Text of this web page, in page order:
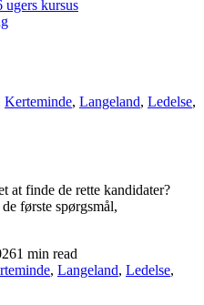
ugers kursus
Kerteminde, Langeland, Ledelse,
at finde de rette kandidater?
første spørgsmål,
1 min read
, Langeland, Ledelse,